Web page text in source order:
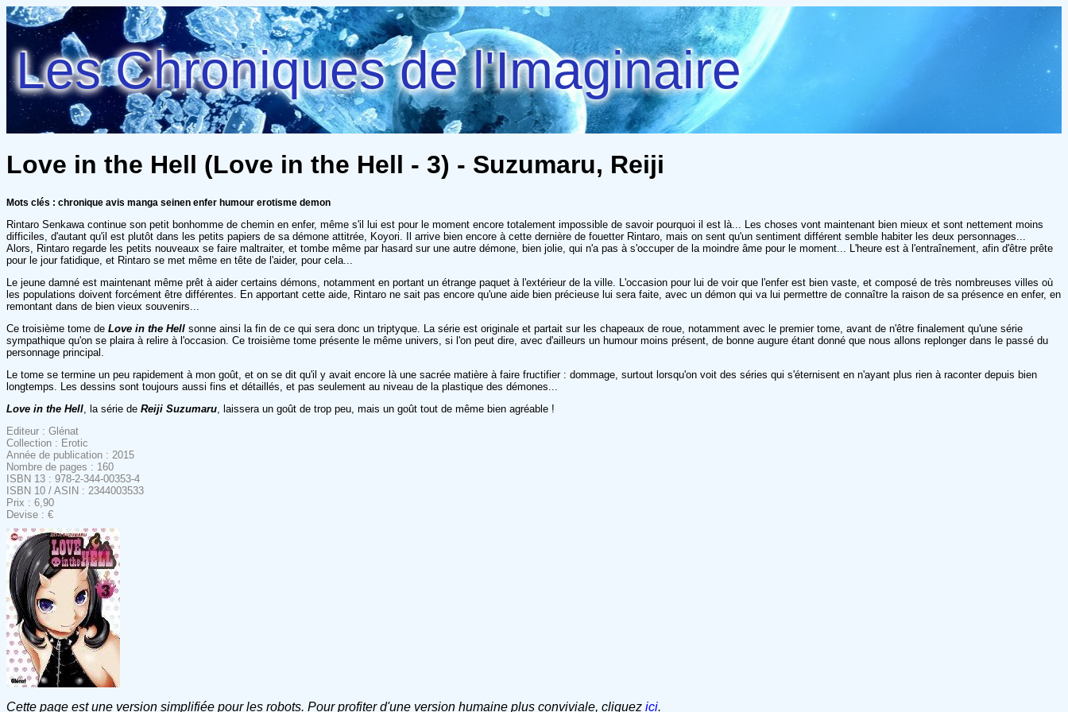
Les Chroniques de l'Imaginaire
Love in the Hell (Love in the Hell - 3) - Suzumaru, Reiji
Mots clés : chronique avis manga seinen enfer humour erotisme demon
Rintaro Senkawa continue son petit bonhomme de chemin en enfer, même s'il lui est pour le moment encore totalement impossible de savoir pourquoi il est là... Les choses vont maintenant bien mieux et sont nettement moins
difficiles, d'autant qu'il est plutôt dans les petits papiers de sa démone attitrée, Koyori. Il arrive bien encore à cette dernière de fouetter Rintaro, mais on sent qu'un sentiment différent semble habiter les deux personnages...
Alors, Rintaro regarde les petits nouveaux se faire maltraiter, et tombe même par hasard sur une autre démone, bien jolie, qui n'a pas à s'occuper de la moindre âme pour le moment... L'heure est à l'entraînement, afin d'être prête
pour le jour fatidique, et Rintaro se met même en tête de l'aider, pour cela...
Le jeune damné est maintenant même prêt à aider certains démons, notamment en portant un étrange paquet à l'extérieur de la ville. L'occasion pour lui de voir que l'enfer est bien vaste, et composé de très nombreuses villes où
les populations doivent forcément être différentes. En apportant cette aide, Rintaro ne sait pas encore qu'une aide bien précieuse lui sera faite, avec un démon qui va lui permettre de connaître la raison de sa présence en enfer, en
remontant dans de bien vieux souvenirs...
Ce troisième tome de Love in the Hell sonne ainsi la fin de ce qui sera donc un triptyque. La série est originale et partait sur les chapeaux de roue, notamment avec le premier tome, avant de n'être finalement qu'une série
sympathique qu'on se plaira à relire à l'occasion. Ce troisième tome présente le même univers, si l'on peut dire, avec d'ailleurs un humour moins présent, de bonne augure étant donné que nous allons replonger dans le passé du
personnage principal.
Le tome se termine un peu rapidement à mon goût, et on se dit qu'il y avait encore là une sacrée matière à faire fructifier : dommage, surtout lorsqu'on voit des séries qui s'éternisent en n'ayant plus rien à raconter depuis bien
longtemps. Les dessins sont toujours aussi fins et détaillés, et pas seulement au niveau de la plastique des démones...
Love in the Hell , la série de Reiji Suzumaru , laissera un goût de trop peu, mais un goût tout de même bien agréable !
Editeur : Glénat
Collection : Erotic
Année de publication : 2015
Nombre de pages : 160
ISBN 13 : 978-2-344-00353-4
ISBN 10 / ASIN : 2344003533
Prix : 6,90
Devise : €
Cette page est une version simplifiée pour les robots. Pour profiter d'une version humaine plus conviviale, cliquez ici.